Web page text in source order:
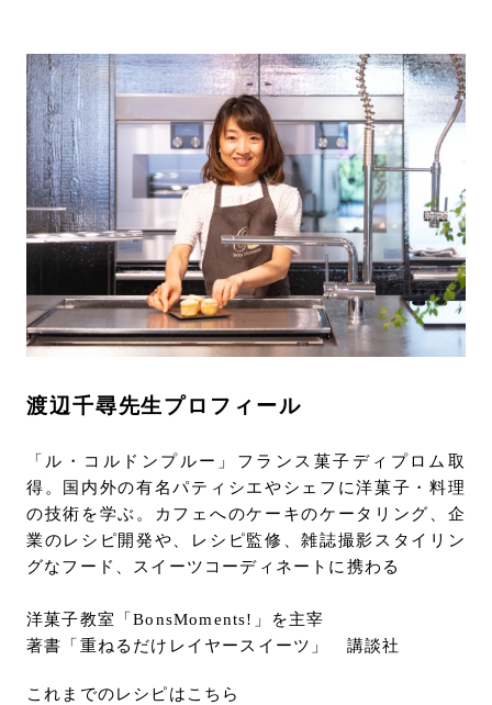
渡辺千尋先生プロフィール
「ル・コルドンプルー」フランス菓子ディプロム取
得。国内外の有名パティシエやシェフに洋菓子・料理
の技術を学ぶ。カフェへのケーキのケータリング、企
業のレシピ開発や、レシピ監修、雑誌撮影スタイリン
グなフード、スイーツコーディネートに携わる
洋菓子教室「BonsMoments!」を主宰
著書「重ねるだけレイヤースイーツ」 講談社
これまでのレシピはこちら